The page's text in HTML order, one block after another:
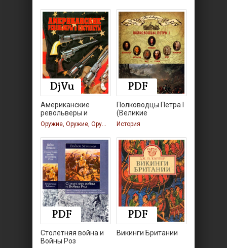
Американские
револьверы и
пистолеты
Оружие, Оружие, Оружие
Полководцы Петра I
(Великие
полководцы
История
Столетняя война и
Войны Роз
Викинги Британии